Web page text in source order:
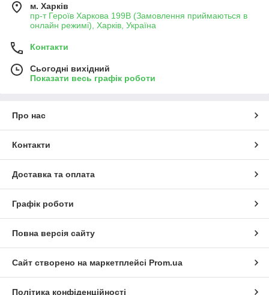
м. Харків
пр-т Героїв Харкова 199B (Замовлення приймаються в
онлайн режимі), Харків, Україна
Контакти
Сьогодні вихідний
Показати весь графік роботи
Про нас
Контакти
Доставка та оплата
Графік роботи
Повна версія сайту
Сайт створено на маркетплейсі Prom.ua
Політика конфіденційності